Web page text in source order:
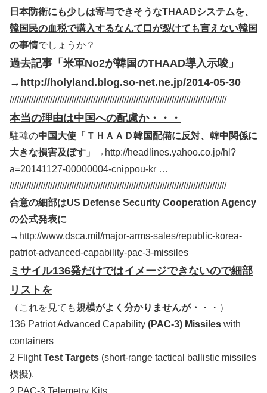
日本防衛にも少しは寄与できそうなTHAADシステムを、
韓国民の血税で購入するなんて口が裂けても言えない韓国
の事情でしょうか？
過去記事「米軍No2が韓国のTHAAD導入示唆」
→http://holyland.blog.so-net.ne.jp/2014-05-30
///////////////////////////////////////////////////////////////////////////////////////////
本当の理由は中国への配慮か・・・
駐韓の中国大使「ＴＨＡＡＤ韓国配備に反対、韓中関係に
大きな損害及ぼす 」→http://headlines.yahoo.co.jp/hl?
a=20141127-00000004-cnippou-kr …
///////////////////////////////////////////////////////////////////////////////////////////
合意の細部はUS Defense Security Cooperation Agency
の公式発表に
→http://www.dsca.mil/major-arms-sales/republic-korea-
patriot-advanced-capability-pac-3-missiles
ミサイル136発だけではイメージできないので細部
リストを
（これを見ても規模がよく分かりませんが・
・・）
136 Patriot Advanced Capability (PAC-3) Missiles with
containers
2 FlightTest Targets (short-range tactical ballistic missiles
模擬).
2 PAC-3 Telemetry Kits,